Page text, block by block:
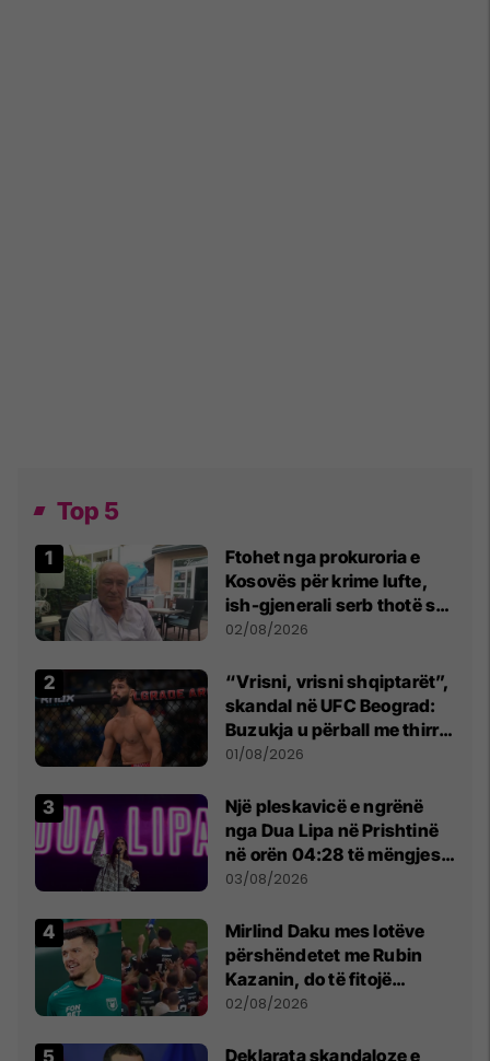
Top 5
Ftohet nga prokuroria e
Kosovës për krime lufte,
ish-gjenerali serb thotë se
dikush e tradhtoi në
02/08/2026
“Vrisni, vrisni shqiptarët”,
skandal në UFC Beograd:
Buzukja u përball me thirrje
anti-shqiptare nga
01/08/2026
Një pleskavicë e ngrënë
nga Dua Lipa në Prishtinë
në orën 04:28 të mëngjesit
- dhe bota digjitale serbe
03/08/2026
Mirlind Daku mes lotëve
përshëndetet me Rubin
Kazanin, do të fitojë
miliona te Spartak Moska
02/08/2026
​Deklarata skandaloze e